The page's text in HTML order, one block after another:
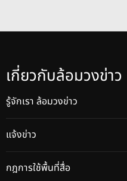
เกี่ยวกับล้อมวงข่าว
รู้จักเรา ล้อมวงข่าว
แจ้งข่าว
กฎการใช้พื้นที่สื่อ